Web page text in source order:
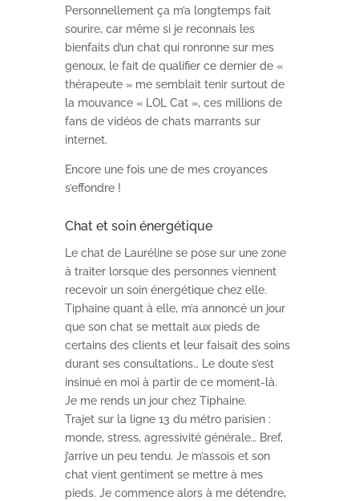
Personnellement ça m’a longtemps fait
sourire, car même si je reconnais les
bienfaits d’un chat qui ronronne sur mes
genoux, le fait de qualifier ce dernier de «
thérapeute » me semblait tenir surtout de
la mouvance « LOL Cat », ces millions de
fans de vidéos de chats marrants sur
internet.
Encore une fois une de mes croyances
s’effondre !
Chat et soin énergétique
Le chat de Lauréline se pose sur une zone
à traiter lorsque des personnes viennent
recevoir un soin énergétique chez elle.
Tiphaine quant à elle, m’a annoncé un jour
que son chat se mettait aux pieds de
certains des clients et leur faisait des soins
durant ses consultations… Le doute s’est
insinué en moi à partir de ce moment-là.
Je me rends un jour chez Tiphaine.
Trajet sur la ligne 13 du métro parisien :
monde, stress, agressivité générale… Bref,
j’arrive un peu tendu. Je m’assois et son
chat vient gentiment se mettre à mes
pieds. Je commence alors à me détendre,